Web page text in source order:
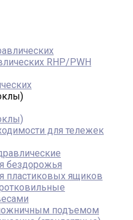
RHP/PWH
для тележек
бездорожья
пластиковых ящиков
подъемом